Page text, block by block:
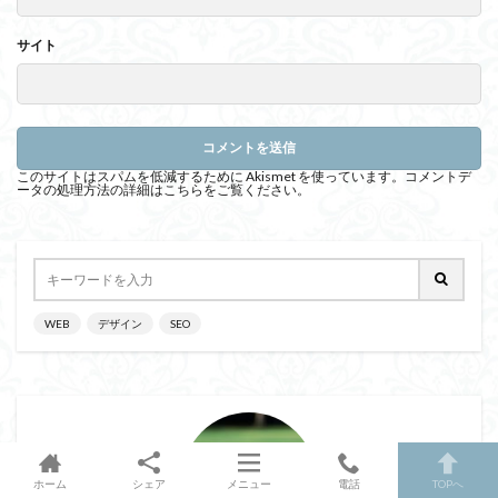
サイト
このサイトはスパムを低減するために Akismet を使っています。 コメントデ
ータの処理方法の詳細はこちらをご覧ください。
WEB デザイン SEO
ホーム シェア メニュー 電話 TOPへ